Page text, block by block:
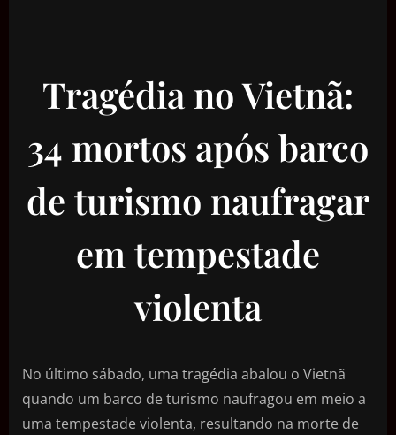
Tragédia no Vietnã:
34 mortos após barco
de turismo naufragar
em tempestade
violenta
No último sábado, uma tragédia abalou o Vietnã
quando um barco de turismo naufragou em meio a
uma tempestade violenta, resultando na morte de